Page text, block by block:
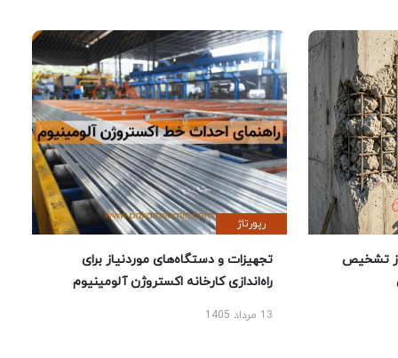
تشخیص
رپورتاژ
تجهیزات و دستگاه‌های موردنیاز برای
راه‌اندازی کارخانه اکستروژن آلومینیوم
13 مرداد 1405